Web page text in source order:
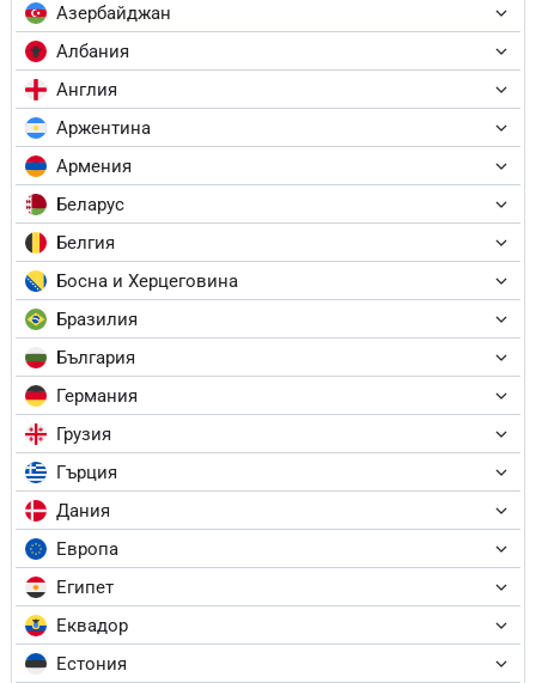
Азербайджан
Албания
Англия
Аржентина
Армения
Беларус
Белгия
Босна и Херцеговина
Бразилия
България
Германия
Грузия
Гърция
Дания
Европа
Египет
Еквадор
Естония